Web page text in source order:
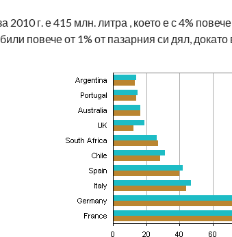
2010 г. е 415 млн. литра , което е с 4%
повече от 1% от пазарния си дял,